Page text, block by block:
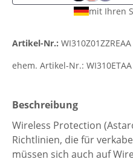
mit Ihren
Artikel-Nr.: WI310Z01ZZREAA
ehem. Artikel-Nr.: WI310ETAA
Beschreibung
Wireless Protection
Richtlinien, die für
müssen sich auch auf